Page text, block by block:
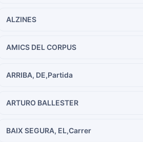
ALZINES
AMICS DEL CORPUS
ARRIBA, DE,Partida
ARTURO BALLESTER
BAIX SEGURA, EL,Carrer